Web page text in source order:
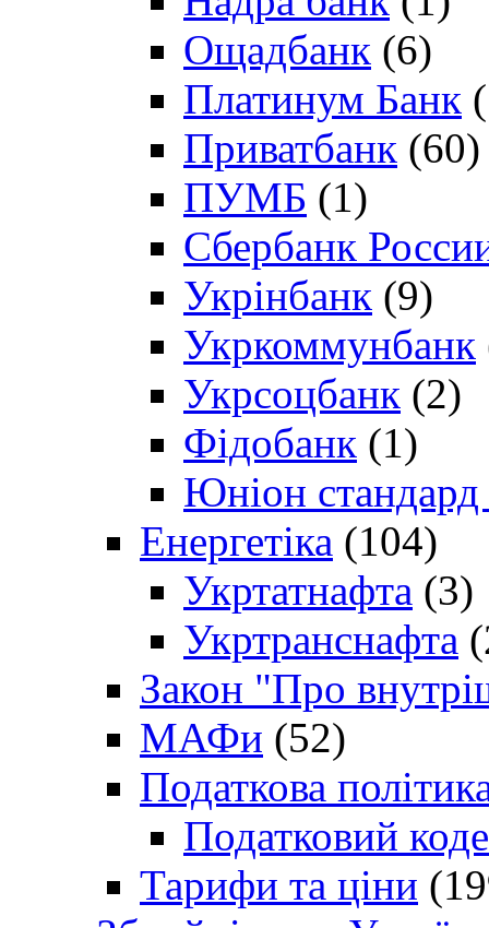
Ощадбанк (6)
Платинум Банк
Приватбанк (60)
ПУМБ (1)
Сбербанк
Укрінбанк (9)
Укркоммунбанк
Укрсоцбанк (2)
Фідобанк (1)
Юніон стандард
Енергетіка (104)
Укртатнафта (3)
Укртранснафта
Закон "Про
МАФи (52)
Податкова
Податковий
Тарифи та ціни